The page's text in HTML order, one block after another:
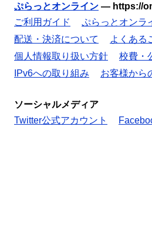
ぷらっとオンライン — https://
ご利用ガイド
ぷらっとオンラ
配送・決済について
よくある
個人情報取り扱い方針
校費・
IPv6への取り組み
お客様から
ソーシャルメディア
Twitter公式アカウント